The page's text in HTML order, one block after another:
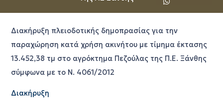
Διακήρυξη πλειοδοτικής δημοπρασίας για την
παραχώρηση κατά χρήση ακινήτου με τίμημα έκτασης
13.452,38 τμ στο αγρόκτημα Πεζούλας της Π.Ε. Ξάνθης
σύμφωνα με το Ν. 4061/2012
Διακήρυξη